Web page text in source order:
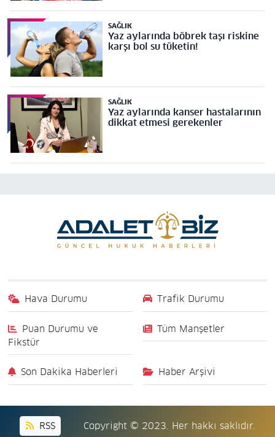
SAĞLIK
Yaz aylarında böbrek taşı riskine
karşı bol su tüketin!
SAĞLIK
Yaz aylarında kanser hastalarının
dikkat etmesi gerekenler
Hava Durumu Trafik Durumu
Puan Durumu ve
Fikstür
Tüm Manşetler
Son Dakika Haberleri Haber Arşivi
RSS Copyright © 2023. Her hakkı saklıdır.